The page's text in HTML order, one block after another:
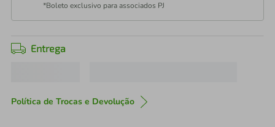
*Boleto exclusivo para associados PJ
Entrega
Política de Trocas e Devolução